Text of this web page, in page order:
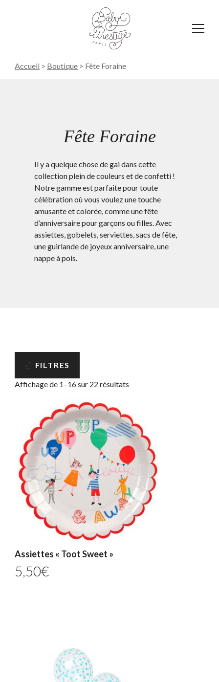
Accueil > Boutique > Fête Foraine
Fête Foraine
Il y a quelque chose de gai dans cette
collection plein de couleurs et de confetti !
Notre gamme est parfaite pour toute
célébration où vous voulez une touche
amusante et colorée, comme une fête
d’anniversaire pour garçons ou filles. Avec
assiettes, gobelets, serviettes, sacs de fête,
une guirlande de joyeux anniversaire, une
nappe à pois.
FILTRES
Affichage de 1–16 sur 22 résultats
Assiettes « Toot Sweet »
5,50€